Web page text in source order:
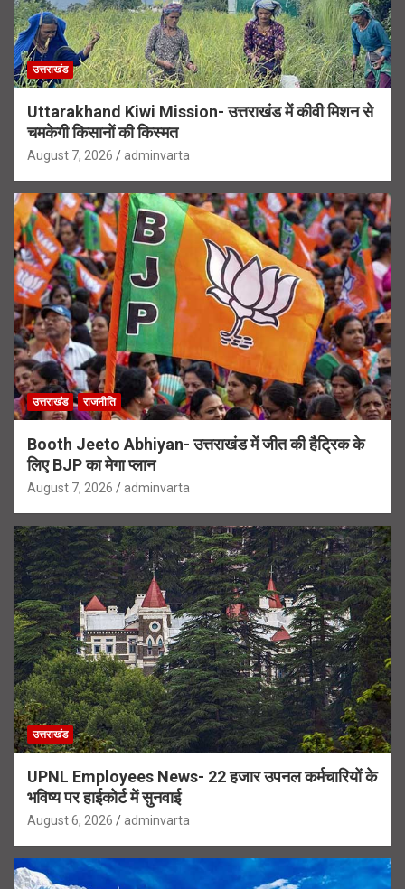
उत्तराखंड
Uttarakhand Kiwi Mission- उत्तराखंड में कीवी मिशन से
चमकेगी किसानों की किस्मत
August 7, 2026 adminvarta
उत्तराखंड राजनीति
Booth Jeeto Abhiyan- उत्तराखंड में जीत की हैट्रिक के
लिए BJP का मेगा प्लान
August 7, 2026 adminvarta
उत्तराखंड
UPNL Employees News- 22 हजार उपनल कर्मचारियों के
भविष्य पर हाईकोर्ट में सुनवाई
August 6, 2026 adminvarta